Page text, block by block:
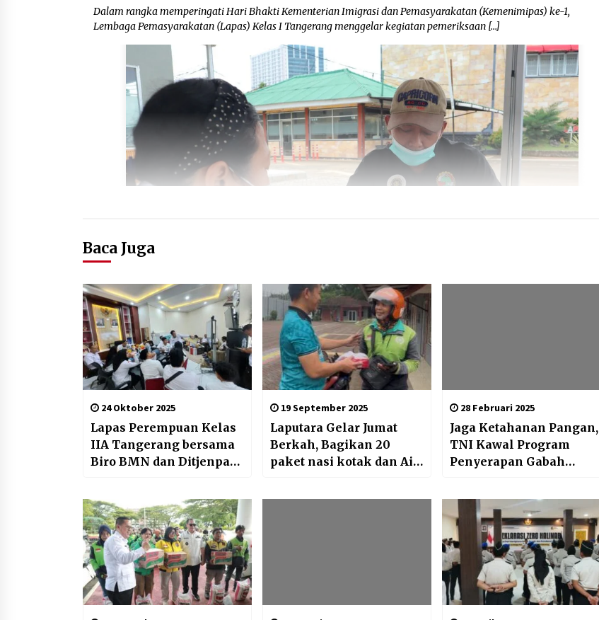
Dalam rangka memperingati Hari Bhakti Kementerian Imigrasi dan Pemasyarakatan (Kemenimipas) ke-1,
Lembaga Pemasyarakatan (Lapas) Kelas I Tangerang menggelar kegiatan pemeriksaan […]
Baca Juga
24 Oktober 2025
Lapas Perempuan Kelas
IIA Tangerang bersama
Biro BMN dan Ditjenpas
19 September 2025
Laputara Gelar Jumat
Berkah, Bagikan 20
paket nasi kotak dan Air
28 Februari 2025
Jaga Ketahanan Pangan,
TNI Kawal Program
Penyerapan Gabah